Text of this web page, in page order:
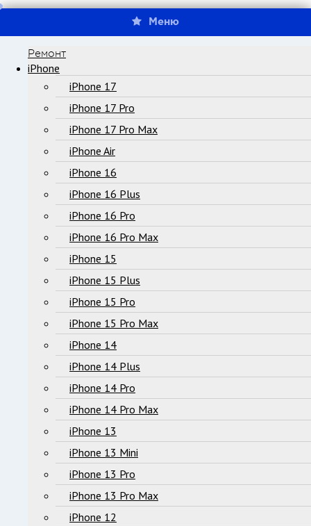
Меню
Ремонт
iPhone
iPhone 17
iPhone 17 Pro
iPhone 17 Pro Max
iPhone Air
iPhone 16
iPhone 16 Plus
iPhone 16 Pro
iPhone 16 Pro Max
iPhone 15
iPhone 15 Plus
iPhone 15 Pro
iPhone 15 Pro Max
iPhone 14
iPhone 14 Plus
iPhone 14 Pro
iPhone 14 Pro Max
iPhone 13
iPhone 13 Mini
iPhone 13 Pro
iPhone 13 Pro Max
iPhone 12